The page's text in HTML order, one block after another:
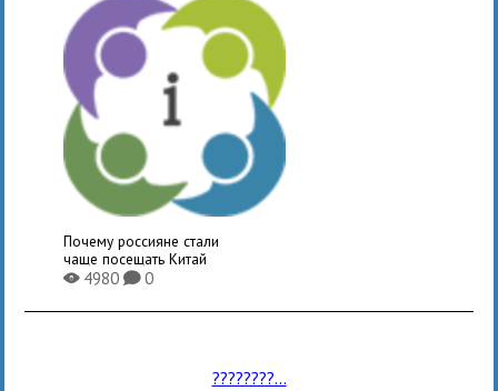
Почему россияне стали
чаще посещать Китай
X4980K0
????????...